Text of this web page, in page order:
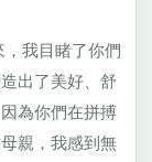
我目睹了你們
出了美好、舒
為你們在拼搏
親，我感到無